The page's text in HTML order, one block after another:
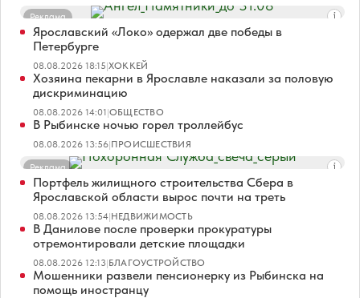
Реклама
Ярославский «Локо» одержал две победы в
Петербурге
08.08.2026 18:15|ХОККЕЙ
Хозяина пекарни в Ярославле наказали за половую
дискриминацию
08.08.2026 14:01|ОБЩЕСТВО
В Рыбинске ночью горел троллейбус
08.08.2026 13:56|ПРОИСШЕСТВИЯ
Реклама
Портфель жилищного строительства Сбера в
Ярославской области вырос почти на треть
08.08.2026 13:54|НЕДВИЖИМОСТЬ
В Данилове после проверки прокуратуры
отремонтировали детские площадки
08.08.2026 12:13|БЛАГОУСТРОЙСТВО
Мошенники развели пенсионерку из Рыбинска на
помощь иностранцу